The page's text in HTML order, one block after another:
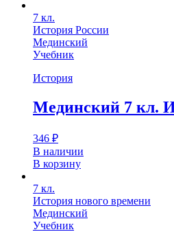
7 кл.
История России
Мединский
Учебник
История
Мединский 7 кл.
346 ₽
В наличии
В корзину
7 кл.
История нового времени
Мединский
Учебник